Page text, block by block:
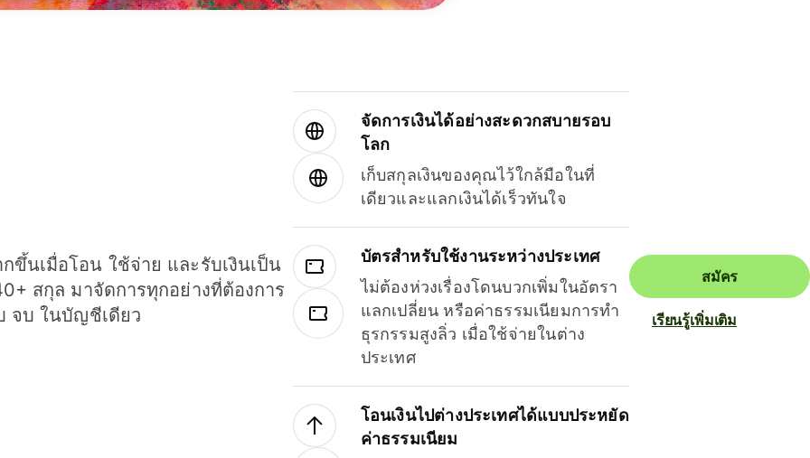
ขึ้นเมื่อโอน ใช้จ่าย และรับเงินเป็น
สกุล มาจัดการทุกอย่างที่ต้องการ
จบ ในบัญชีเดียว
จัดการเงินได้อย่างสะดวกสบายรอบ
โลก
เก็บสกุลเงินของคุณไว้ใกล้มือในที่
เดียวและแลกเงินได้เร็วทันใจ
บัตรสำหรับใช้งานระหว่างประเทศ
ไม่ต้องห่วงเรื่องโดนบวกเพิ่มในอัตรา
แลกเปลี่ยน หรือค่าธรรมเนียมการทำ
ธุรกรรมสูงลิ่ว เมื่อใช้จ่ายในต่าง
ประเทศ
โอนเงินไปต่างประเทศได้แบบประหยัด
ค่าธรรมเนียม
สมัคร
เรียนรู้เพิ่มเติม